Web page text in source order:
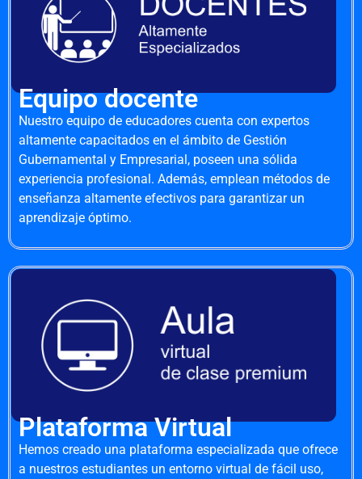
Equipo docente
Nuestro equipo de educadores cuenta con expertos
altamente capacitados en el ámbito de Gestión
Gubernamental y Empresarial, poseen una sólida
experiencia profesional. Además, emplean métodos de
enseñanza altamente efectivos para garantizar un
aprendizaje óptimo.
Plataforma Virtual
Hemos creado una plataforma especializada que ofrece
a nuestros estudiantes un entorno virtual de fácil uso,